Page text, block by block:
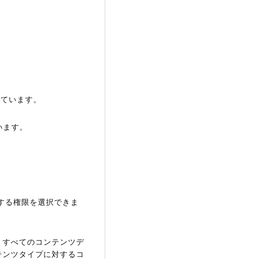
います。
す。
る権限を選択できま
べてのコンテンツデ
ツタイプに対するコ